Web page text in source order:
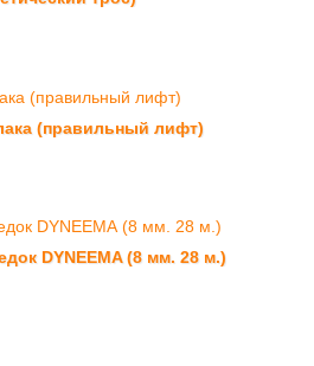
(правильный лифт)
DYNEEMA (8 мм. 28 м.)